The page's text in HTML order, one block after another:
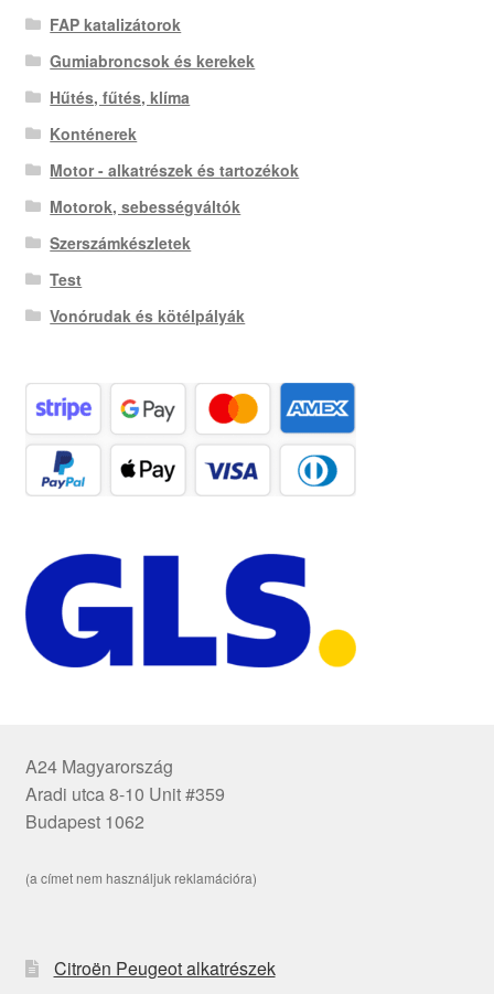
FAP katalizátorok
Gumiabroncsok és kerekek
Hűtés, fűtés, klíma
Konténerek
Motor - alkatrészek és tartozékok
Motorok, sebességváltók
Szerszámkészletek
Test
Vonórudak és kötélpályák
A24 Magyarország
Aradi utca 8-10 Unit #359
Budapest 1062
(a címet nem használjuk reklamációra)
Citroën Peugeot alkatrészek